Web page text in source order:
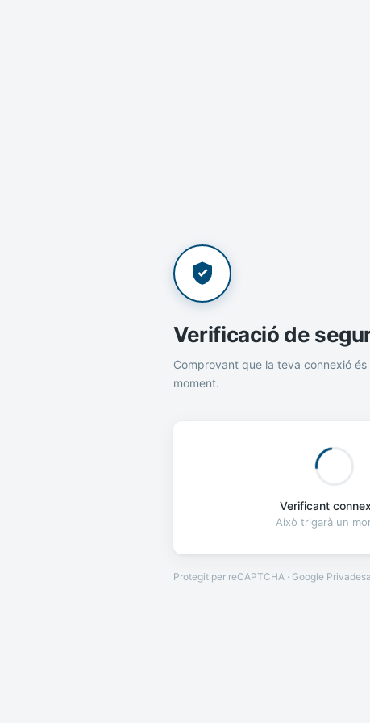
Verificació de
Comprovant que la teva connexió és
moment.
Verificant
Això trigarà un
Protegit per reCAPTCHA · Google Privadesa